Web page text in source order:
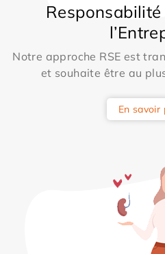
Notre approche RSE est
et souhaite être au
En savoir